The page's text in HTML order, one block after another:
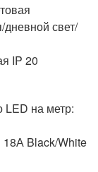
свет/
IP 20
LED на метр:
Black/White